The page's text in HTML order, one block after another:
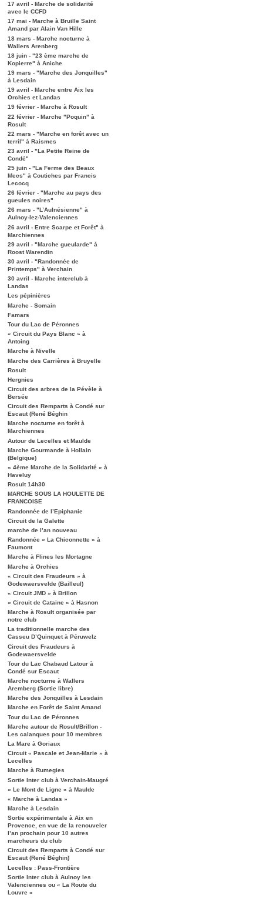
17 avril - Marche de solidarité
avec le CCFD
17 mai - Marche à Bruille Saint
Amand par Alain Van Hille
18 mars - Marche nocturne à
Wallers Arenberg
18 juin - "23 ème marche de
Kopierre" à Aniche
19 mars - "Marche des Jonquilles"
à Lesdain
19 avril - Marche entre Aix les
Orchies et Landas
19 février - Marche à Rosult
22 février - Marche "Poquin" à
Rosult
22 mars - "Marche en forêt avec un
terril" à Raismes
23 avril - "La Petite Reine de
Condé"
25 juin - "La Ferme des Beaux
Mecs" à Coutiches par Francis
Lecocq
26 février - "Marche au pays des
gueules noires"
26 mars - "L’Aulnésienne" à
Aulnoy-lez-Valenciennes
26 avril - Entre Scarpe et Forêt" à
Marchiennes
29 avril - "Marche gueularde" à
Roost Warendin
30 avril - "Randonnée de
Printemps" à Verchain
30 avril - Marche interclub à
Landas
Les pépinières
Marche - Somain
Famars
Tour du Lac de Péronnes
« Circuit du Pays Blanc » à
Antoing
Marche à Nivelle
Marche des Carrières à Bruyelle
Rosult
Hergnies
Circuit des arbres de la Pévèle à
Bersée
Circuit des Remparts à Condé sur
Escaut (René Béghin
Marche nocturne en forêt à
Marchiennes
Autour de Lecelles et Maulde
Marche Gourmande à Hollain
(Belgique)
« 4ème Marche de la Solidarité » à
Haveluy
Rosult 14h30
MARCHE SOUS LA HOULETTE DE
FRANCOISE
Randonnée de l’Epiphanie
Circuit de la Galette
marche de l’an nouveau
Randonnée « La Chiconnette » à
Faumont
Marche à Flines les Mortagne
Marche à Orchies
« Circuit des Fraudeurs » à
Godewaersvelde (Bailleul)
« Circuit JMD » à Brillon
« Circuit de Cataine » à Hasnon
Marche à Rosult organisée par
notre club
La traditionnelle marche des
Casseu D’Quinquet à Péruwelz
Circuit des Fraudeurs à
Godewaersvelde
Tour du Lac Chabaud Latour à
Condé sur Escaut
Marche nocturne à Wallers
Aremberg (Sortie libre)
Marche des Jonquilles à Lesdain
Marche en Forêt de Saint Amand
Tour du Lac de Péronnes
Marche autour de Rosult/Brillon -
Les calanques pour 10 membres
La Mare à Goriaux
Circuit « Pascale et Jean-Marie » à
Lecelles
Marche à Rumegies
Sortie Inter club à Verchain-Maugré
« Le Mont de Ligne » à Maulde
« Marche à Landas »
Marche à Lesdain
Sortie expérimentale à Aix en
Provence, en vue de la renouveler
l’an prochain pour 10 autres
marcheurs du club
Circuit des Remparts à Condé sur
Escaut (René Béghin)
Lecelles : Pass-Frontière
Sortie Inter club à Aulnoy les
Valenciennes ou « La Route du
Louvre »